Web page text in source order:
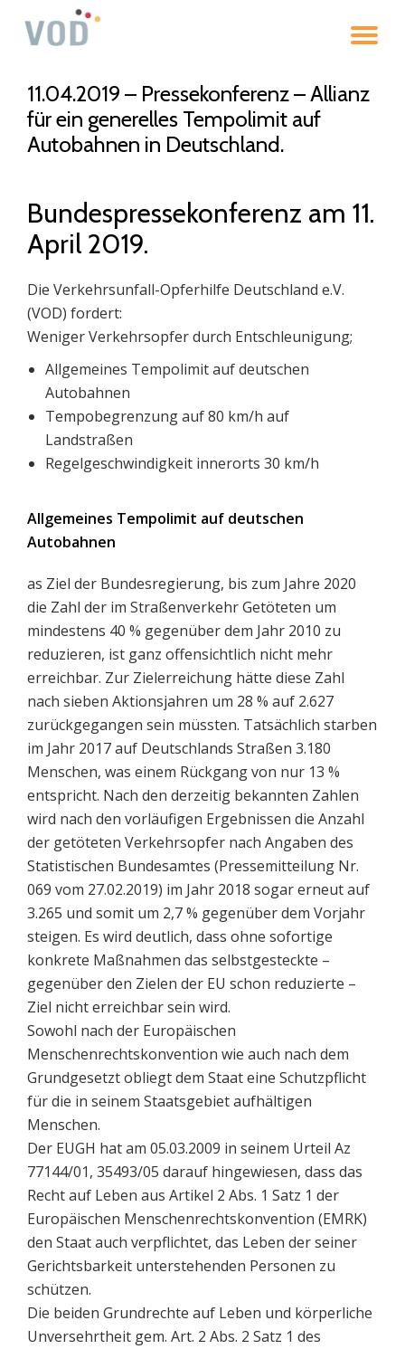
11.04.2019 – Pressekonferenz – Allianz
für ein generelles Tempolimit auf
Autobahnen in Deutschland.
Bundespressekonferenz am 11.
April 2019.
Die Verkehrsunfall-Opferhilfe Deutschland e.V.
(VOD) fordert:
Weniger Verkehrsopfer durch Entschleunigung;
Allgemeines Tempolimit auf deutschen
Autobahnen
Tempobegrenzung auf 80 km/h auf
Landstraßen
Regelgeschwindigkeit innerorts 30 km/h
Allgemeines Tempolimit auf deutschen
Autobahnen
as Ziel der Bundesregierung, bis zum Jahre 2020
die Zahl der im Straßenverkehr Getöteten um
mindestens 40 % gegenüber dem Jahr 2010 zu
reduzieren, ist ganz offensichtlich nicht mehr
erreichbar. Zur Zielerreichung hätte diese Zahl
nach sieben Aktionsjahren um 28 % auf 2.627
zurückgegangen sein müssten. Tatsächlich starben
im Jahr 2017 auf Deutschlands Straßen 3.180
Menschen, was einem Rückgang von nur 13 %
entspricht. Nach den derzeitig bekannten Zahlen
wird nach den vorläufigen Ergebnissen die Anzahl
der getöteten Verkehrsopfer nach Angaben des
Statistischen Bundesamtes (Pressemitteilung Nr.
069 vom 27.02.2019) im Jahr 2018 sogar erneut auf
3.265 und somit um 2,7 % gegenüber dem Vorjahr
steigen. Es wird deutlich, dass ohne sofortige
konkrete Maßnahmen das selbstgesteckte –
gegenüber den Zielen der EU schon reduzierte –
Ziel nicht erreichbar sein wird.
Sowohl nach der Europäischen
Menschenrechtskonvention wie auch nach dem
Grundgesetzt obliegt dem Staat eine Schutzpflicht
für die in seinem Staatsgebiet aufhältigen
Menschen.
Der EUGH hat am 05.03.2009 in seinem Urteil Az
77144/01, 35493/05 darauf hingewiesen, dass das
Recht auf Leben aus Artikel 2 Abs. 1 Satz 1 der
Europäischen Menschenrechtskonvention (EMRK)
den Staat auch verpflichtet, das Leben der seiner
Gerichtsbarkeit unterstehenden Personen zu
schützen.
Die beiden Grundrechte auf Leben und körperliche
Unversehrtheit gem. Art. 2 Abs. 2 Satz 1 des